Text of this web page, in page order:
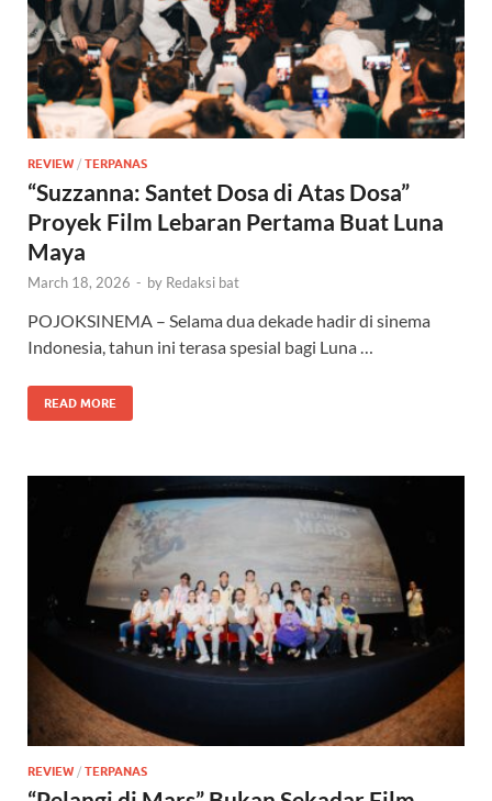
REVIEW / TERPANAS
“Suzzanna: Santet Dosa di Atas Dosa”
Proyek Film Lebaran Pertama Buat Luna
Maya
March 18, 2026 - by Redaksi bat
POJOKSINEMA – Selama dua dekade hadir di sinema
Indonesia, tahun ini terasa spesial bagi Luna …
READ MORE
REVIEW / TERPANAS